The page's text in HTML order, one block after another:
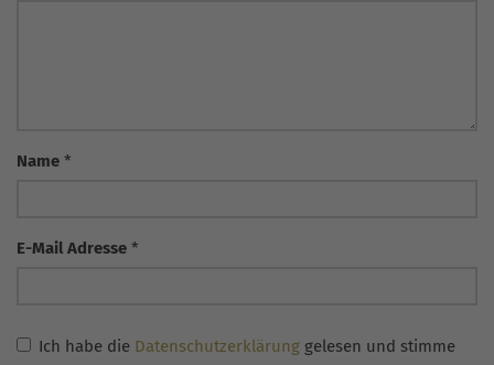
Name *
E-Mail Adresse *
Ich habe die Datenschutzerklärung gelesen und stimme